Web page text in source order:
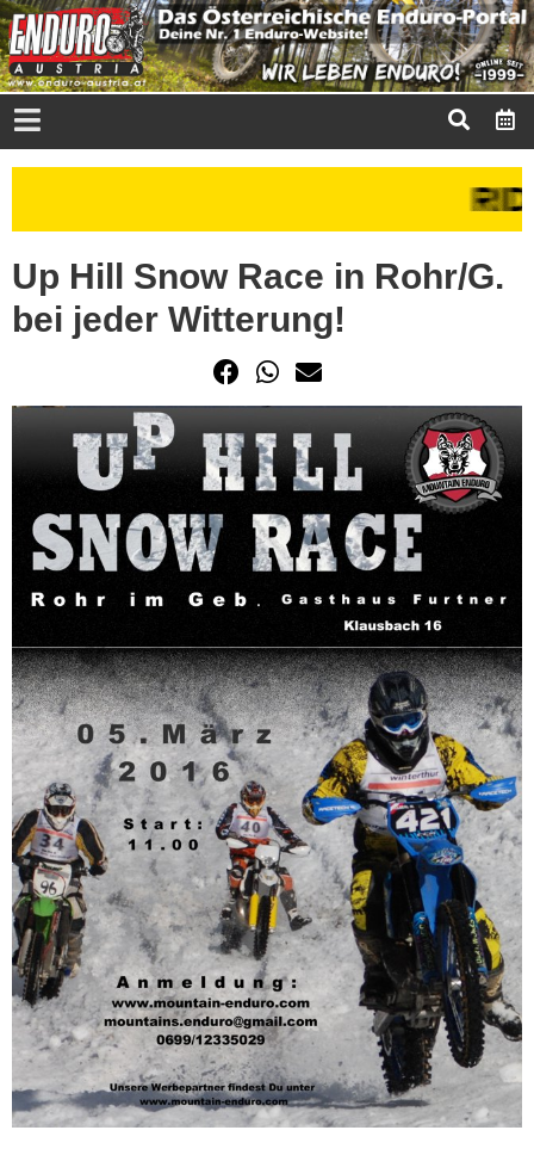
Up Hill Snow Race in Rohr/G.
bei jeder Witterung!